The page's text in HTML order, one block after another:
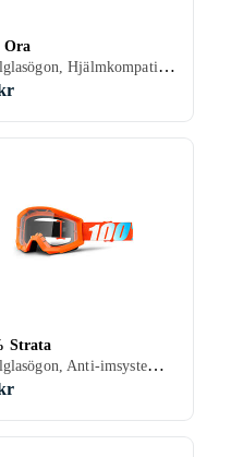
Ora
Cykelglasögon, Hjälmkompatibel, Vuxen
Strata
Cykelglasögon, Anti-imsystem, Hjälmkompatibel, Barn